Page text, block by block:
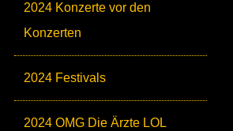
2024 Konzerte vor den
Konzerten
2024 Festivals
2024 OMG Die Ärzte LOL